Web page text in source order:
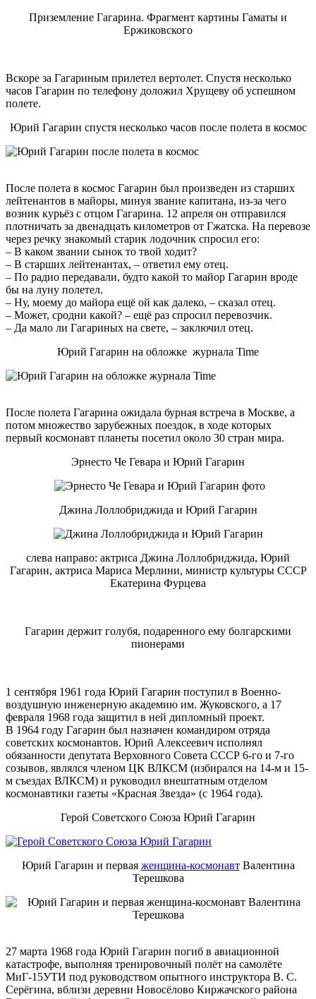
Приземление Гагарина. Фрагмент картины Гаматы и
Ержиковского
Вскоре за Гагариным прилетел вертолет. Спустя несколько
часов Гагарин по телефону доложил Хрущеву об успешном
полете.
Юрий Гагарин спустя несколько часов после полета в космос
После полета в космос Гагарин был произведен из старших
лейтенантов в майоры, минуя звание капитана, из-за чего
возник курьёз с отцом Гагарина. 12 апреля он отправился
плотничать за двенадцать километров от Гжатска. На перевозе
через речку знакомый старик лодочник спросил его:
– В каком звании сынок то твой ходит?
– В старших лейтенантах, – ответил ему отец.
– По радио передавали, будто какой то майор Гагарин вроде
бы на луну полетел.
– Ну, моему до майора ещё ой как далеко, – сказал отец.
– Может, сродни какой? – ещё раз спросил перевозчик.
– Да мало ли Гагариных на свете, – заключил отец.
Юрий Гагарин на обложке журнала Time
После полета Гагарина ожидала бурная встреча в Москве, а
потом множество зарубежных поездок, в ходе которых
первый космонавт планеты посетил около 30 стран мира.
Эрнесто Че Гевара и Юрий Гагарин
Джина Лоллобриджида и Юрий Гагарин
слева направо: актриса Джина Лоллобриджида, Юрий
Гагарин, актриса Мариса Мерлини, министр культуры СССР
Екатерина Фурцева
Гагарин держит голубя, подаренного ему болгарскими
пионерами
1 сентября 1961 года Юрий Гагарин поступил в Военно-
воздушную инженерную академию им. Жуковского, а 17
февраля 1968 года защитил в ней дипломный проект.
В 1964 году Гагарин был назначен командиром отряда
советских космонавтов. Юрий Алексеевич исполнял
обязанности депутата Верховного Совета СССР 6-го и 7-го
созывов, являлся членом ЦК ВЛКСМ (избирался на 14-м и 15-
м съездах ВЛКСМ) и руководил внештатным отделом
космонавтики газеты «Красная Звезда» (с 1964 года).
Герой Советского Союза Юрий Гагарин
Юрий Гагарин и первая женщина-космонавтВалентина
Терешкова
27 марта 1968 года Юрий Гагарин погиб в авиационной
катастрофе, выполняя тренировочный полёт на самолёте
МиГ-15УТИ под руководством опытного инструктора В. С.
Серёгина, вблизи деревни Новосёлово Киржачского района